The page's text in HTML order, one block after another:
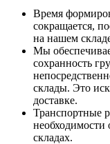
Время
сокращается,
на нашем
Мы
сохранность
склады. Это
доставке.
Транспортные
необходимости
складах.